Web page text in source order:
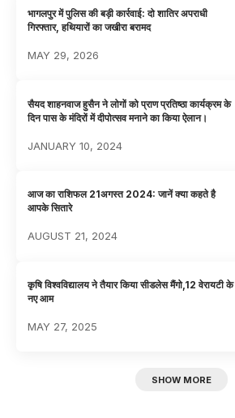
भागलपुर में पुलिस की बड़ी कार्रवाई: दो शातिर अपराधी
गिरफ्तार, हथियारों का जखीरा बरामद
MAY 29, 2026
सैयद शाहनवाज हुसैन ने लोगों को प्राण प्रतिष्ठा कार्यक्रम के
दिन पास के मंदिरों में दीपोत्सव मनाने का किया ऐलान।
JANUARY 10, 2024
आज का राशिफल 21अगस्त 2024: जानें क्या कहते है
आपके सितारे
AUGUST 21, 2024
कृषि विश्वविद्यालय ने तैयार किया सीडलेस मैंगो,12 वेरायटी के
नए आम
MAY 27, 2025
SHOW MORE